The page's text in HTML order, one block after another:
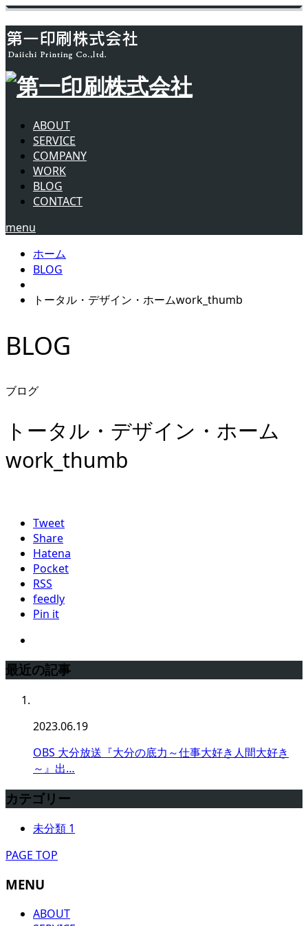
ABOUT
SERVICE
COMPANY
WORK
BLOG
CONTACT
menu
ホーム
BLOG
トータル・デザイン・ホームwork_thumb
BLOG
ブログ
トータル・デザイン・ホーム
work_thumb
Tweet
Share
Hatena
Pocket
RSS
feedly
Pin it
最近の記事
2023.06.19
OBS 大分放送『大分の底力～仕事大好き人間大好き
～』出…
カテゴリー
未分類 1
PAGE TOP
MENU
ABOUT